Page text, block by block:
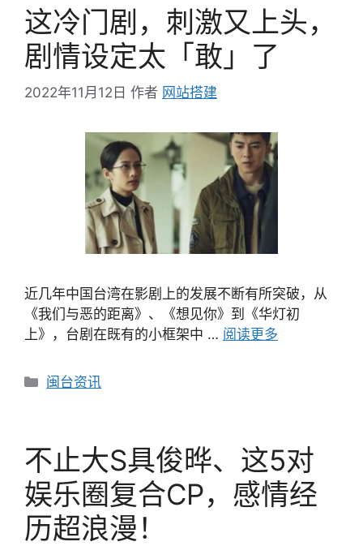
这冷门剧，刺激又上头，
剧情设定太「敢」了
2022年11月12日 作者 网站搭建
近几年中国台湾在影剧上的发展不断有所突破，从
《我们与恶的距离》、《想见你》到《华灯初
上》，台剧在既有的小框架中 … 阅读更多
分
闽台资讯
不止大S具俊晔、这5对
娱乐圈复合CP，感情经
历超浪漫！